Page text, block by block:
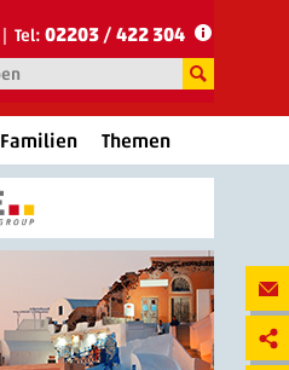
Tel: 02203 / 422 304
Familien Themen